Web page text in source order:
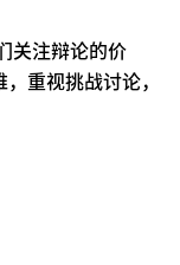
关注辩论的价
重视挑战讨论，